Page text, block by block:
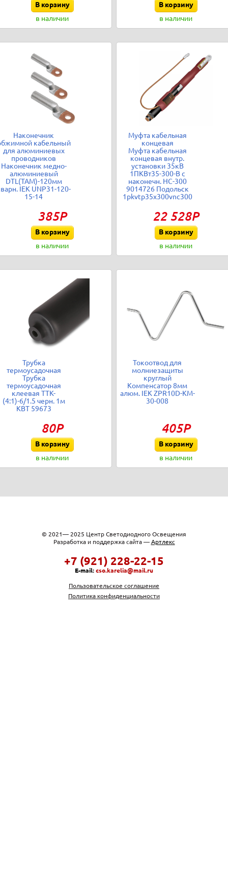
В корзину
в наличии
В корзину
в наличии
Наконечник
кабельный
для алюминиевых
проводников
Наконечник медно-
алюминиевый
DTL(ТАМ)-120мм
IEK UNP31-120-
15-14
385Р
В корзину
в наличии
Муфта кабельная
концевая
Муфта кабельная
концевая внутр.
установки 35кВ
1ПКВт35-300-В с
наконечн. НС-300
9014726 Подольск
1pkvtp35x300vnc300
22 528Р
В корзину
в наличии
Трубка
термоусадочная
Трубка
термоусадочная
клеевая ТТК-
(4:1)-6/1.5 черн. 1м
КВТ 59673
80Р
В корзину
в наличии
Токоотвод для
молниезащиты
круглый
Компенсатор 8мм
алюм. IEK ZPR10D-KM-
30-008
405Р
В корзину
в наличии
© 2021— 2025 Центр Светодиодного Освещения
Разработка и поддержка сайта — Артлекс
+7 (921) 228-22-15
E-mail: cso.karelia@mail.ru
Пользовательское соглашение
Политика конфиденциальности